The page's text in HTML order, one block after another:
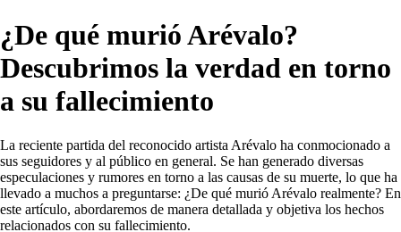
¿De qué murió Arévalo?
Descubrimos la verdad en torno
a su fallecimiento
La reciente partida del reconocido artista Arévalo ha conmocionado a
sus seguidores y al público en general. Se han generado diversas
especulaciones y rumores en torno a las causas de su muerte, lo que ha
llevado a muchos a preguntarse: ¿De qué murió Arévalo realmente? En
este artículo, abordaremos de manera detallada y objetiva los hechos
relacionados con su fallecimiento.